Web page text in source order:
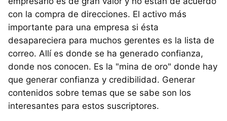
con la compra de direcciones. El activo más
importante para una empresa si ésta
desapareciera para muchos gerentes es la lista de
correo. Allí es donde se ha generado confianza,
donde nos conocen. Es la "mina de oro" donde hay
que generar confianza y credibilidad. Generar
contenidos sobre temas que se sabe son los
interesantes para estos suscriptores.